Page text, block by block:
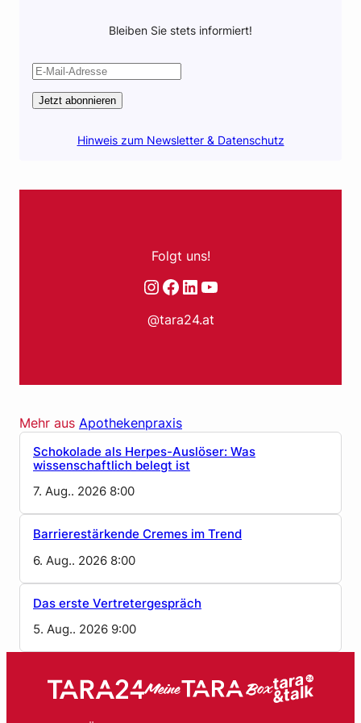
Bleiben Sie stets informiert!
Jetzt abonnieren
Hinweis zum Newsletter & Datenschutz
Folgt uns!
Instagram
Facebook
LinkedIn
YouTube
@tara24.at
Mehr aus Apothekenpraxis
Schokolade als Herpes-Auslöser: Was
wissenschaftlich belegt ist
7. Aug.. 2026 8:00
Barrierestärkende Cremes im Trend
6. Aug.. 2026 8:00
Das erste Vertretergespräch
5. Aug.. 2026 9:00